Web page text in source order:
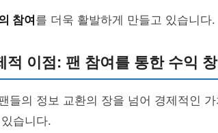
참여를 더욱 활발하게 만들고 있습니다.
적 이점: 팬 참여를 통한 수익
들의 정보 교환의 장을 넘어 경제적인
습니다.